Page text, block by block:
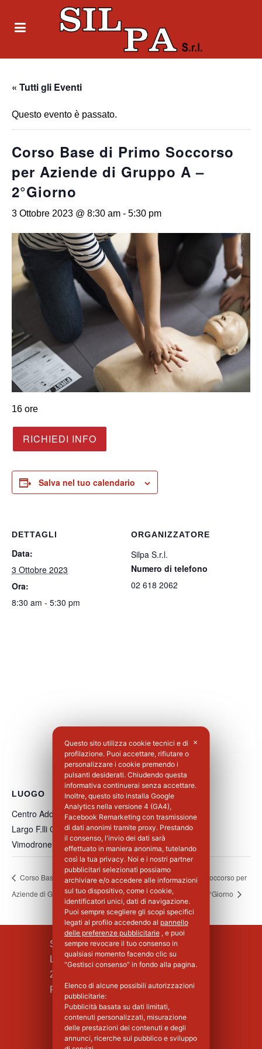
« Tutti gli Eventi
Questo evento è passato.
Corso Base di Primo Soccorso
per Aziende di Gruppo A –
2°Giorno
3 Ottobre 2023 @ 8:30 am - 5:30 pm
16 ore
RICHIEDI INFO
Salva nel tuo calendario
DETTAGLI
Data:
3 Ottobre 2023
Ora:
8:30 am - 5:30 pm
ORGANIZZATORE
Silpa S.r.l.
Numero di telefono
02 618 2062
LUOGO
Centro Addestramento Vimodrone
Largo F.lli Cervi, 8
Vimodrone
MI 20900 Italia + Google Maps
Corso Base di Primo Soccorso per
Aziende di Gruppo A – 1°Giorno
Corso Base di Primo Soccorso per
Aziende di Gruppo A – 2°Giorno
SILPA S.R.L.
Largo F.lli Cervi, 8
20090 Vimodrone (MI)
Piva : 02339750966 - MI 1427008
✕
Questo sito utilizza cookie tecnici e di
profilazione. Puoi accettare, rifiutare o
personalizzare i cookie premendo i
pulsanti desiderati. Chiudendo questa
informativa continuerai senza accettare.
Inoltre, questo sito installa Google
Analytics nella versione 4 (GA4),
Facebook Remarketing con trasmissione
di dati anonimi tramite proxy. Prestando
il consenso, l'invio dei dati sarà
effettuato in maniera anonima, tutelando
così la tua privacy. Noi e i nostri partner
pubblicitari selezionati possiamo
archiviare e/o accedere alle informazioni
sul tuo dispositivo, come i cookie,
identificatori unici, dati di navigazione.
Puoi sempre scegliere gli scopi specifici
legati al profilo accedendo al pannello
delle preferenze pubblicitarie, e puoi
sempre revocare il tuo consenso in
qualsiasi momento facendo clic su
"Gestisci consenso" in fondo alla pagina.
Elenco di alcune possibili autorizzazioni
pubblicitarie:
Pubblicità basata su dati limitati,
contenuti personalizzati, misurazione
delle prestazioni dei contenuti e degli
annunci, ricerche sul pubblico e sviluppo